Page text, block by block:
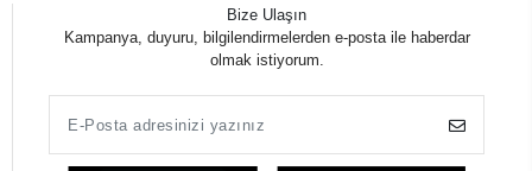
Bize Ulaşın
Kampanya, duyuru, bilgilendirmelerden e-posta ile haberdar
olmak istiyorum.